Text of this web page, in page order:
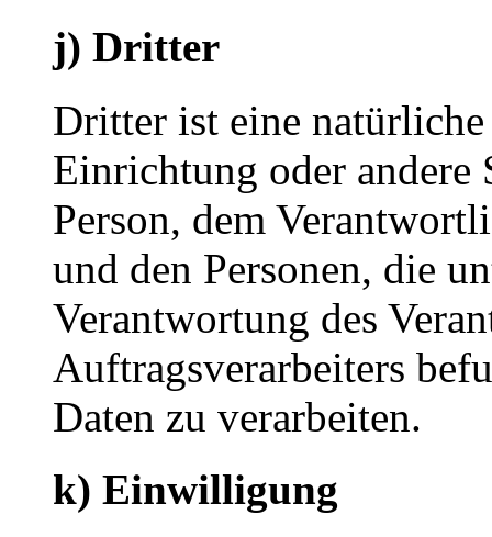
j) Dritter
Dritter ist eine
Einrichtung oder andere
Person, dem
und den Personen, die
Verantwortung des
Auftragsverarbeiters
Daten zu verarbeiten.
k) Einwilligung